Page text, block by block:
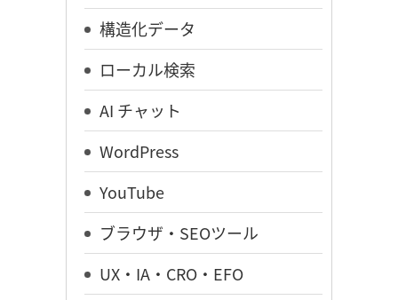
構造化データ
ローカル検索
AI チャット
WordPress
YouTube
ブラウザ・SEOツール
UX・IA・CRO・EFO